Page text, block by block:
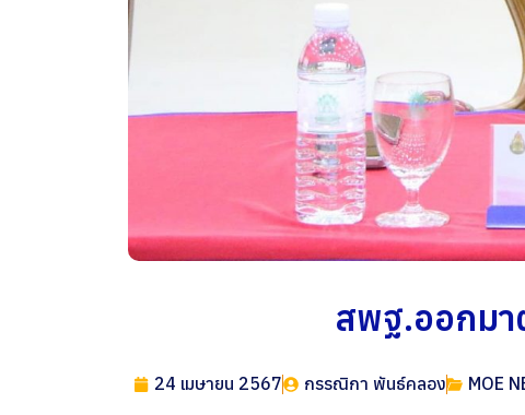
สพฐ.ออกมา
24 เมษายน 2567 กรรณิกา พันธ์คลอง MOE